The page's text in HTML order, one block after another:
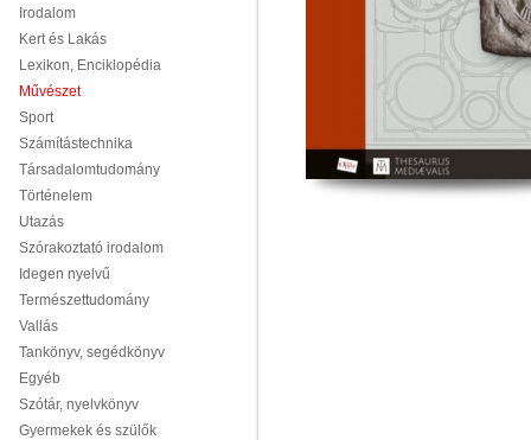
Irodalom
Kert és Lakás
Lexikon, Enciklopédia
Művészet
Sport
Számítástechnika
Társadalomtudomány
Történelem
Utazás
Szórakoztató irodalom
Idegen nyelvű
Természettudomány
Vallás
Tankönyv, segédkönyv
Egyéb
Szótár, nyelvkönyv
Gyermekek és szülők